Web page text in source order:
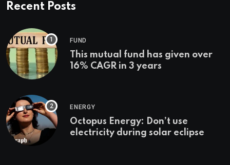
Recent Posts
FUND
This mutual fund has given over
16% CAGR in 3 years
ENERGY
Octopus Energy: Don’t use
electricity during solar eclipse